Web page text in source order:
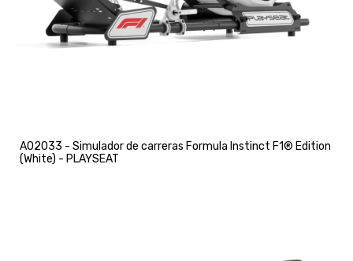
A02033 - Simulador de carreras Formula Instinct F1® Edition
(White) - PLAYSEAT